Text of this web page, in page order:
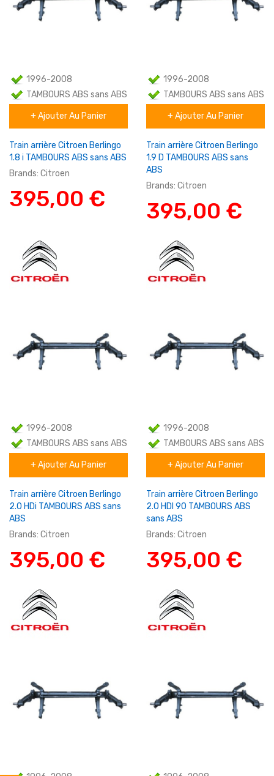
1996-2008
TAMBOURS ABS sans ABS
Familial
+ Ajouter Au Panier
Train arrière Citroen Berlingo
1.8 i TAMBOURS ABS sans ABS
Brands: Citroen
395,00 €
1996-2008
TAMBOURS ABS sans ABS
Familial
+ Ajouter Au Panier
Train arrière Citroen Berlingo
1.9 D TAMBOURS ABS sans
ABS
Brands: Citroen
395,00 €
1996-2008
TAMBOURS ABS sans ABS
Familial
+ Ajouter Au Panier
Train arrière Citroen Berlingo
2.0 HDi TAMBOURS ABS sans
ABS
Brands: Citroen
395,00 €
1996-2008
TAMBOURS ABS sans ABS
Familial
+ Ajouter Au Panier
Train arrière Citroen Berlingo
2.0 HDI 90 TAMBOURS ABS
sans ABS
Brands: Citroen
395,00 €